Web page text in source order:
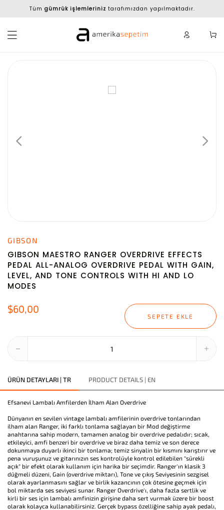
Tüm gümrük işlemleriniz tarafımızdan yapılmaktadır.
GIBSON
GIBSON MAESTRO RANGER OVERDRIVE EFFECTS
PEDAL ALL-ANALOG OVERDRIVE PEDAL WITH GAIN,
LEVEL, AND TONE CONTROLS WITH HI AND LO
MODES
$60,00
SEPETE EKLE
ÜRÜN DETAYLARI | TR PRODUCT DETAILS | EN
Efsanevi Lambalı Amfilerden İlham Alan Overdrive
Dünyanın en sevilen vintage lambalı amfilerinin overdrive tonlarından
ilham alan Ranger, iki farklı tonlama sağlayan bir Mod değiştirme
anahtarına sahip modern, tamamen analog bir overdrive pedalıdır; sıcak,
etkileyici, amfi benzeri bir overdrive ve biraz daha temiz ve son derece
dokunmaya duyarlı ikinci bir tonlama; temiz sinyalin bir kısmını karıştırır ve
pena vuruşunuz ve gitarınızın ses kontrolüyle kontrol edilebilen "sürekli
açık" bir efekt olarak kullanım için harika bir seçimdir. Ranger'ın klasik 3
düğmeli düzeni, Gain (overdrive miktarı), Tone ve çıkış Seviyesinin sezgisel
olarak ayarlanmasını sağlar ve birlik kazancının çok ötesine geçmek için
bol miktarda ses seviyesi sunar. Ranger Overdrive'ı, daha fazla sertlik ve
kirli bir ses için lambalı amfinizin girişine daha sert vurmak üzere bir boost
olarak kolayca kullanabilirsiniz. Gerçek bypass özelliğine sahip ayak pedalı,